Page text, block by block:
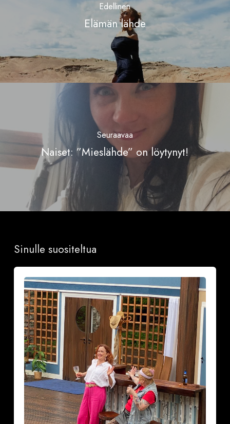
Edellinen
Elämän lähde
Seuraavaa
Naiset: ”Mieslähde” on löytynyt!
Sinulle suositeltua
Ranskalainen
pyjama
naurattaa
kyyneliin
Krapin
kesäteatterissa
(VAROITUS,
ON
TIETTY
SINKKURYHMÄ
KENELLE